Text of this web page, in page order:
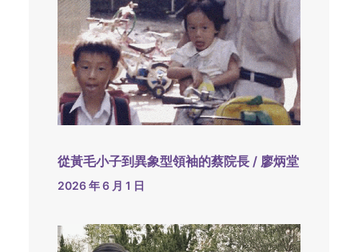
從黃毛小子到異象型領袖的蔡院長 / 廖炳堂
2026 年 6 月 1 日